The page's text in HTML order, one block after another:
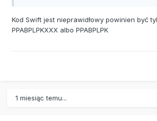
Kod Swift jest nieprawidłowy powinien być
PPABPLPKXXX albo PPABPLPK
1 miesiąc temu...